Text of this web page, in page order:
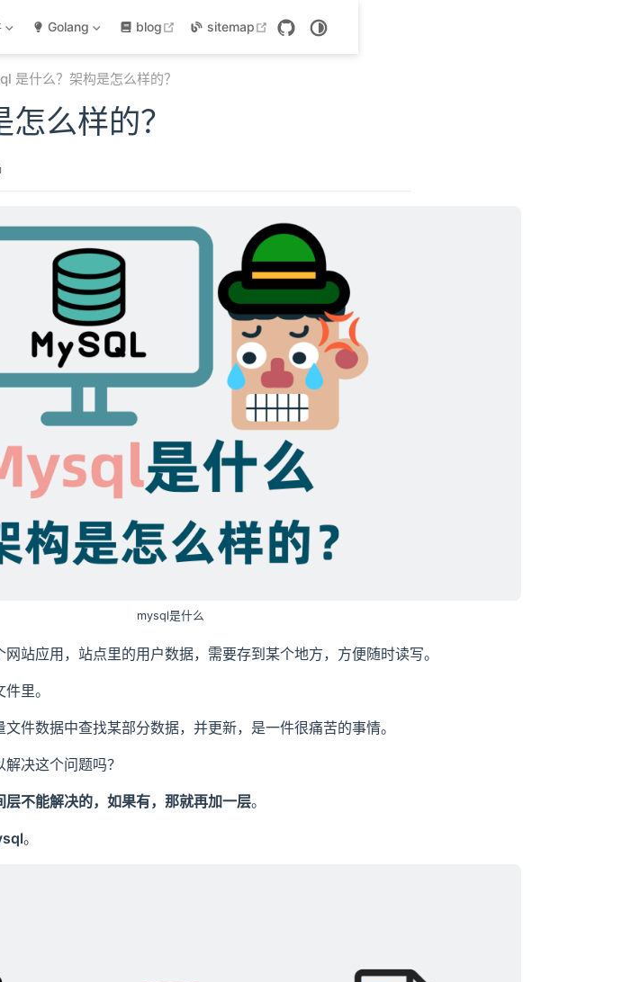
Golang blog open in new window
sitemap open in new window
是什么？架构是怎么样的？
么样的？
mysql是什么
站应用，站点里的用户数据，需要存到某个地方，方便随时读写。
里。
件数据中查找某部分数据，并更新，是一件很痛苦的事情。
决这个问题吗？
层不能解决的，如果有，那就再加一层。
。